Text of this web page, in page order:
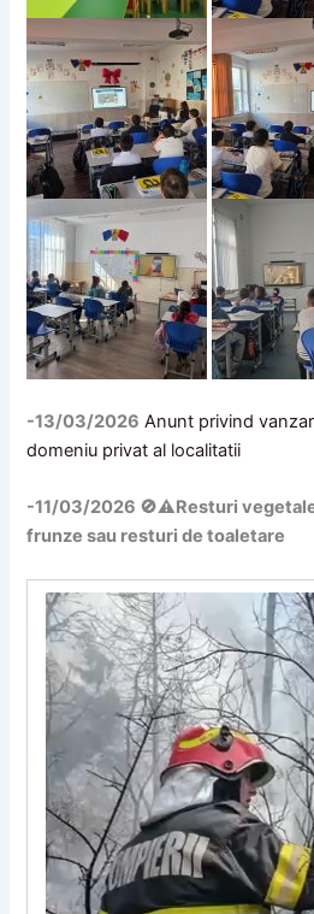
-13/03/2026 Anunt privind
domeniu privat al localitatii
-11/03/2026 🚫​⚠️Resturi
frunze sau resturi de toaletare
Player
video